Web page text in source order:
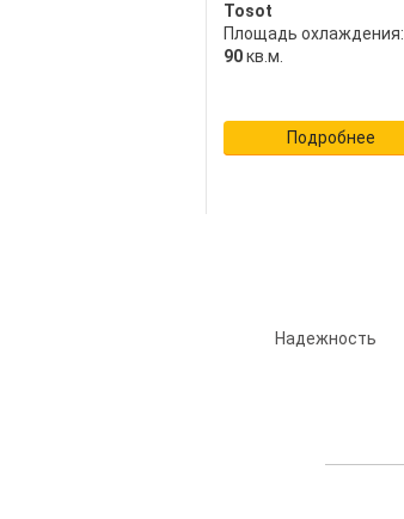
Tosot
Площадь охлаждения:
90кв.м.
Подробнее
Надежность